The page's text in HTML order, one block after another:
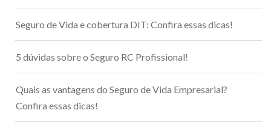
Seguro de Vida e cobertura DIT: Confira essas dicas!
5 dúvidas sobre o Seguro RC Profissional!
Quais as vantagens do Seguro de Vida Empresarial?
Confira essas dicas!